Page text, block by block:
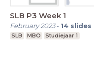
SLB P3 Week 1
February 2023- 14 slides
SLB MBO Studiejaar 1